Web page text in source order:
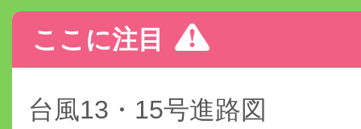
ここに注目
台風13・15号進路図